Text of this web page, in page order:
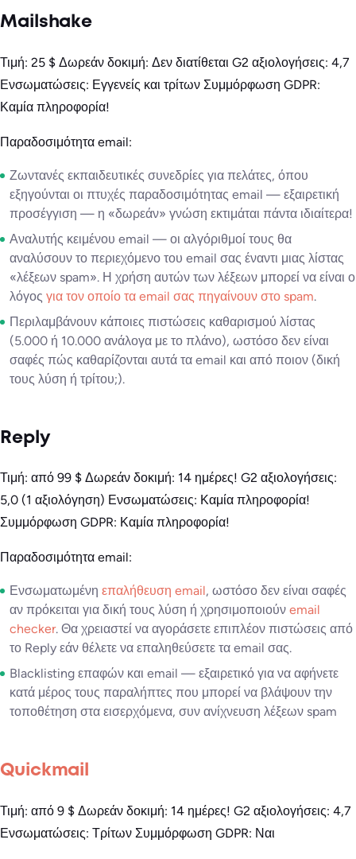
Mailshake
Τιμή: 25 $ Δωρεάν δοκιμή: Δεν διατίθεται G2 αξιολογήσεις: 4,7
Ενσωματώσεις: Εγγενείς και τρίτων Συμμόρφωση GDPR:
Καμία πληροφορία!
Παραδοσιμότητα email:
Ζωντανές εκπαιδευτικές συνεδρίες για πελάτες, όπου
εξηγούνται οι πτυχές παραδοσιμότητας email — εξαιρετική
προσέγγιση — η «δωρεάν» γνώση εκτιμάται πάντα ιδιαίτερα!
Αναλυτής κειμένου email — οι αλγόριθμοί τους θα
αναλύσουν το περιεχόμενο του email σας έναντι μιας λίστας
«λέξεων spam». Η χρήση αυτών των λέξεων μπορεί να είναι ο
λόγος για τον οποίο τα email σας πηγαίνουν στο spam.
Περιλαμβάνουν κάποιες πιστώσεις καθαρισμού λίστας
(5.000 ή 10.000 ανάλογα με το πλάνο), ωστόσο δεν είναι
σαφές πώς καθαρίζονται αυτά τα email και από ποιον (δική
τους λύση ή τρίτου;).
Reply
Τιμή: από 99 $ Δωρεάν δοκιμή: 14 ημέρες! G2 αξιολογήσεις:
5,0 (1 αξιολόγηση) Ενσωματώσεις: Καμία πληροφορία!
Συμμόρφωση GDPR: Καμία πληροφορία!
Παραδοσιμότητα email:
Ενσωματωμένη επαλήθευση email, ωστόσο δεν είναι σαφές
αν πρόκειται για δική τους λύση ή χρησιμοποιούν email
checker. Θα χρειαστεί να αγοράσετε επιπλέον πιστώσεις από
το Reply εάν θέλετε να επαληθεύσετε τα email σας.
Blacklisting επαφών και email — εξαιρετικό για να αφήνετε
κατά μέρος τους παραλήπτες που μπορεί να βλάψουν την
τοποθέτηση στα εισερχόμενα, συν ανίχνευση λέξεων spam
Quickmail
Τιμή: από 9 $ Δωρεάν δοκιμή: 14 ημέρες! G2 αξιολογήσεις: 4,7
Ενσωματώσεις: Τρίτων Συμμόρφωση GDPR: Ναι